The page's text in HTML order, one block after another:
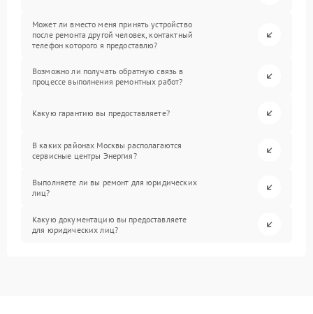
Может ли вместо меня принять устройство
после ремонта другой человек, контактный
телефон которого я предоставлю?
Возможно ли получать обратную связь в
процессе выполнения ремонтных работ?
Какую гарантию вы предоставляете?
В каких районах Москвы располагаются
сервисные центры Энергия?
Выполняете ли вы ремонт для юридических
лиц?
Какую документацию вы предоставляете
для юридических лиц?